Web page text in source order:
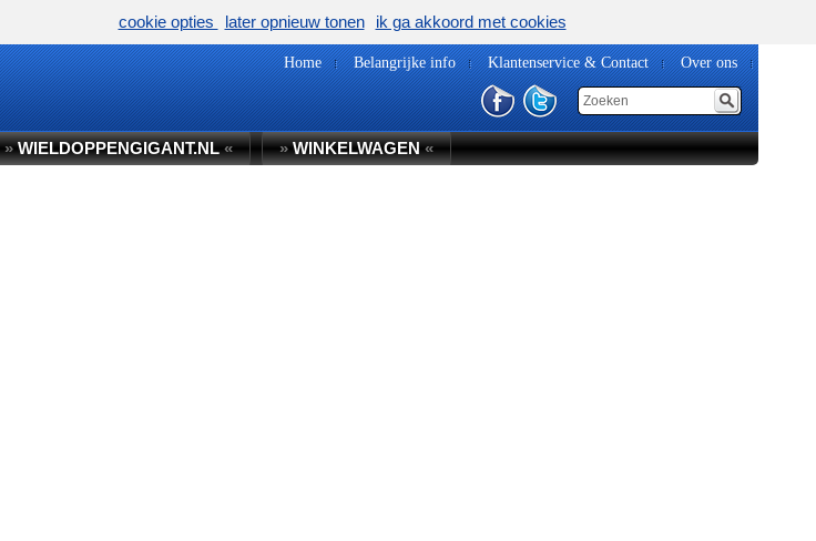
Home Belangrijke info Klantenservice & Contact Over ons
»WIELDOPPENGIGANT.NL« »WINKELWAGEN«
cookie opties later opnieuw tonen ik ga akkoord met cookies